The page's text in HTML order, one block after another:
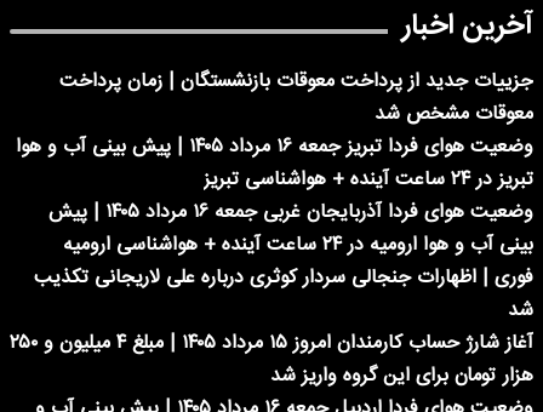
آخرین اخبار
جزییات جدید از پرداخت معوقات بازنشستگان | زمان پرداخت
معوقات مشخص شد
وضعیت هوای فردا تبریز جمعه ۱۶ مرداد ۱۴۰۵ | پیش بینی آب و هوا
تبریز در ۲۴ ساعت آینده + هواشناسی تبریز
وضعیت هوای فردا آذربایجان غربی جمعه ۱۶ مرداد ۱۴۰۵ | پیش
بینی آب و هوا ارومیه در ۲۴ ساعت آینده + هواشناسی ارومیه
فوری | اظهارات جنجالی سردار کوثری درباره علی لاریجانی تکذیب
شد
آغاز شارژ حساب کارمندان امروز ۱۵ مرداد ۱۴۰۵ | مبلغ ۴ میلیون و ۲۵۰
هزار تومان برای این گروه واریز شد